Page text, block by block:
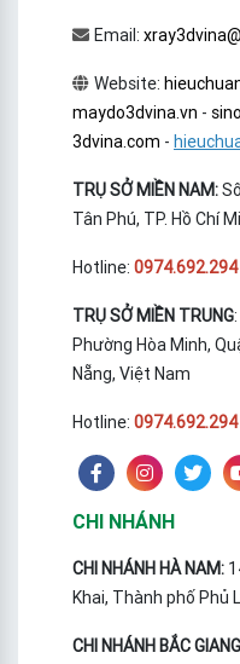
Email:
Website:
maydo3dvina.vn -
3dvina.com -
TRỤ SỞ MIỀN NAM:
Tân Phú, TP. Hồ Chí
Hotline: 0974.692.294
TRỤ SỞ MIỀN TRUNG
Phường Hòa Minh,
Nẵng, Việt Nam
Hotline: 0974.692.294
CHI NHÁNH
CHI NHÁNH HÀ NAM:
Khai, Thành phố Phủ
CHI NHÁNH BẮC